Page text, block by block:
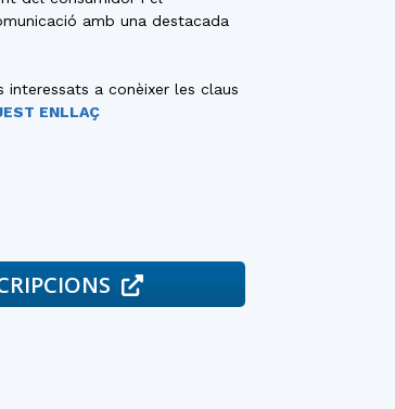
amb una destacada
a conèixer les claus
ENLLAÇ